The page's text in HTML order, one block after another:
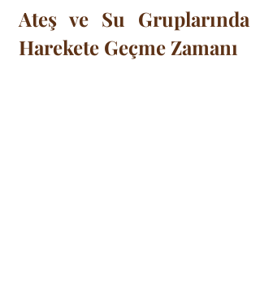
Ateş ve Su Gruplarında
Harekete Geçme Zamanı